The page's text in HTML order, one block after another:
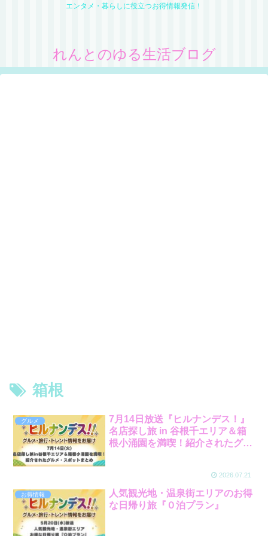
エンタメ・暮らしに役立つお得情報発信！
れんとのゆる生活ブログ
箱根
グルメ
7月14日放送『ヒルナンデス！』
名店探し旅 in 谷根千エリア＆箱
根小涌園を満喫！紹介されたグル
2026.07.21
お得情報
人気観光地・温泉街エリアのお得
な日帰り旅『０泊プラン』